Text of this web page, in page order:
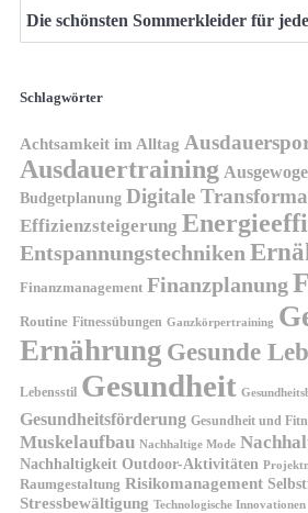
Die schönsten Sommerkleider für
Schlagwörter
Achtsamkeit im Alltag
Ausdauertraining
Budgetplanung Digitale
Effizienzsteigerung
Entspannungstechniken
Finanzmanagement Finanzplanung
Routine Fitnessübungen Ganzkörpertraining
Ernährung Gesunde
Lebensstil Gesundheit
Gesundheitsförderung Gesundheit und
Muskelaufbau Nachhaltige Mode
Nachhaltigkeit Outdoor-Aktivitäten
Raumgestaltung Risikomanagement
Stressbewältigung Technologische Innovationen